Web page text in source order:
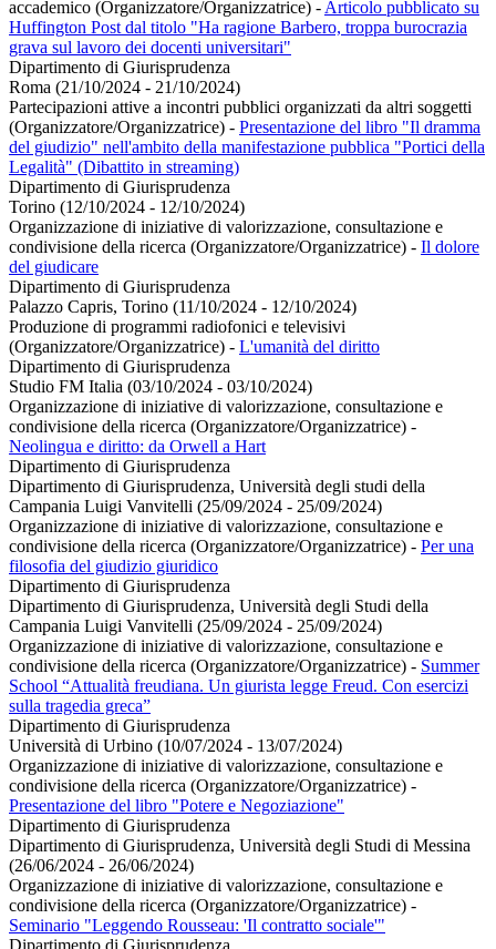
accademico (Organizzatore/Organizzatrice) - Articolo pubblicato su
Huffington Post dal titolo "Ha ragione Barbero, troppa burocrazia
grava sul lavoro dei docenti universitari"
Dipartimento di Giurisprudenza
Roma (21/10/2024 - 21/10/2024)
Partecipazioni attive a incontri pubblici organizzati da altri soggetti
(Organizzatore/Organizzatrice) - Presentazione del libro "Il dramma
del giudizio" nell'ambito della manifestazione pubblica "Portici della
Legalità" (Dibattito in streaming)
Dipartimento di Giurisprudenza
Torino (12/10/2024 - 12/10/2024)
Organizzazione di iniziative di valorizzazione, consultazione e
condivisione della ricerca (Organizzatore/Organizzatrice) - Il dolore
del giudicare
Dipartimento di Giurisprudenza
Palazzo Capris, Torino (11/10/2024 - 12/10/2024)
Produzione di programmi radiofonici e televisivi
(Organizzatore/Organizzatrice) - L'umanità del diritto
Dipartimento di Giurisprudenza
Studio FM Italia (03/10/2024 - 03/10/2024)
Organizzazione di iniziative di valorizzazione, consultazione e
condivisione della ricerca (Organizzatore/Organizzatrice) -
Neolingua e diritto: da Orwell a Hart
Dipartimento di Giurisprudenza
Dipartimento di Giurisprudenza, Università degli studi della
Campania Luigi Vanvitelli (25/09/2024 - 25/09/2024)
Organizzazione di iniziative di valorizzazione, consultazione e
condivisione della ricerca (Organizzatore/Organizzatrice) - Per una
filosofia del giudizio giuridico
Dipartimento di Giurisprudenza
Dipartimento di Giurisprudenza, Università degli Studi della
Campania Luigi Vanvitelli (25/09/2024 - 25/09/2024)
Organizzazione di iniziative di valorizzazione, consultazione e
condivisione della ricerca (Organizzatore/Organizzatrice) - Summer
School “Attualità freudiana. Un giurista legge Freud. Con esercizi
sulla tragedia greca”
Dipartimento di Giurisprudenza
Università di Urbino (10/07/2024 - 13/07/2024)
Organizzazione di iniziative di valorizzazione, consultazione e
condivisione della ricerca (Organizzatore/Organizzatrice) -
Presentazione del libro "Potere e Negoziazione"
Dipartimento di Giurisprudenza
Dipartimento di Giurisprudenza, Università degli Studi di Messina
(26/06/2024 - 26/06/2024)
Organizzazione di iniziative di valorizzazione, consultazione e
condivisione della ricerca (Organizzatore/Organizzatrice) -
Seminario "Leggendo Rousseau: 'Il contratto sociale'"
Dipartimento di Giurisprudenza